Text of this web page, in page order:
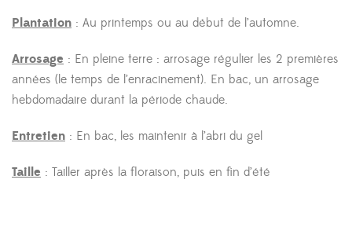
Plantation : Au printemps ou au début de l’automne.
Arrosage : En pleine terre : arrosage régulier les 2 premières
années (le temps de l’enracinement). En bac, un arrosage
hebdomadaire durant la période chaude.
Entretien : En bac, les maintenir à l’abri du gel
Taille : Tailler après la floraison, puis en fin d’été